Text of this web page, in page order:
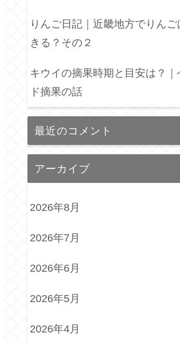
りんご日記｜近畿地方でりん
きる？その２
キウイの摘果時期と目安は？｜
ド摘果の話
最近のコメント
アーカイブ
2026年8月
2026年7月
2026年6月
2026年5月
2026年4月